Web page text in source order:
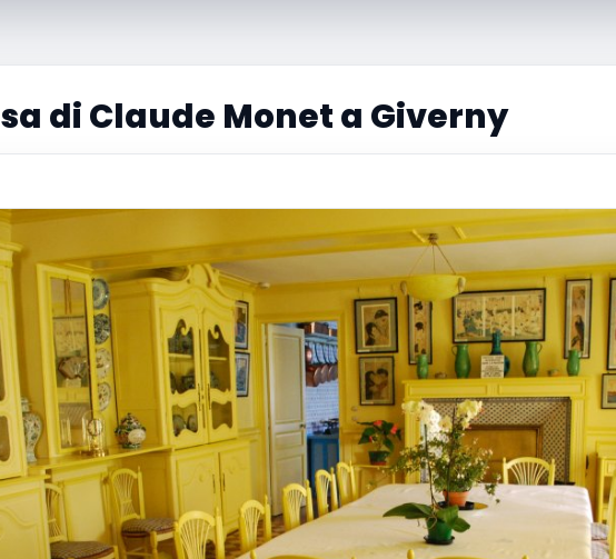
di Claude Monet a Giverny